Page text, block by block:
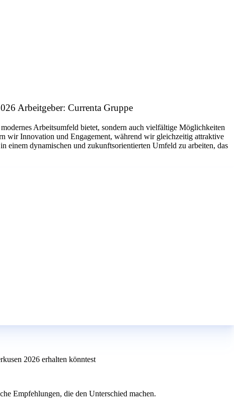
Arbeitgeber: Currenta Gruppe
Arbeitsumfeld bietet, sondern auch vielfältige Möglichkeiten
wir Innovation und Engagement, während wir gleichzeitig attraktive
einem dynamischen und zukunftsorientierten Umfeld zu arbeiten, das
2026 erhalten könntest
Empfehlungen, die den Unterschied machen.